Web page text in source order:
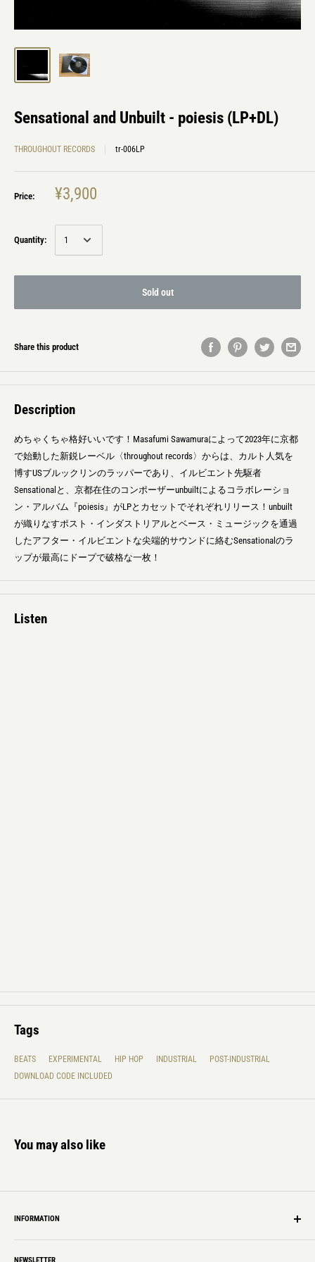
Sensational and Unbuilt - poiesis (LP+DL)
THROUGHOUT RECORDS tr-006LP
Price: ¥3,900
Quantity:
Sold out
Share this product
Description
めちゃくちゃ格好いいです！Masafumi Sawamuraによって2023年に京都
で始動した新鋭レーベル〈throughout records〉からは、カルト人気を
博すUSブルックリンのラッパーであり、イルビエント先駆者
Sensationalと、京都在住のコンポーザーunbuiltによるコラボレーショ
ン・アルバム『poiesis』がLPとカセットでそれぞれリリース！unbuilt
が織りなすポスト・インダストリアルとベース・ミュージックを通過
したアフター・イルビエントな尖端的サウンドに絡むSensationalのラ
ップが最高にドープで破格な一枚！
Listen
Tags
BEATS EXPERIMENTAL HIP HOP INDUSTRIAL
POST-INDUSTRIAL
DOWNLOAD CODE INCLUDED
You may also like
INFORMATION
Shipping Info